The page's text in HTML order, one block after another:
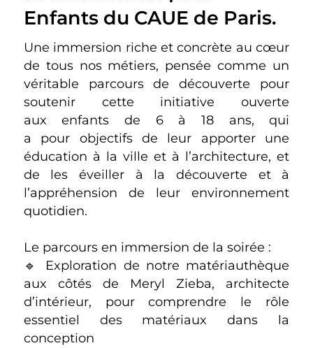
Enfants du CAUE de Paris.
Une immersion riche et concrète au cœur
de tous nos métiers, pensée comme un
véritable parcours de découverte pour
soutenir cette initiative ouverte
aux enfants de 6 à 18 ans, qui
a pour objectifs de leur apporter une
éducation à la ville et à l’architecture, et
de les éveiller à la découverte et à
l’appréhension de leur environnement
quotidien.
Le parcours en immersion de la soirée :
🔹 Exploration de notre matériauthèque
aux côtés de Meryl Zieba, architecte
d’intérieur, pour comprendre le rôle
essentiel des matériaux dans la
conception